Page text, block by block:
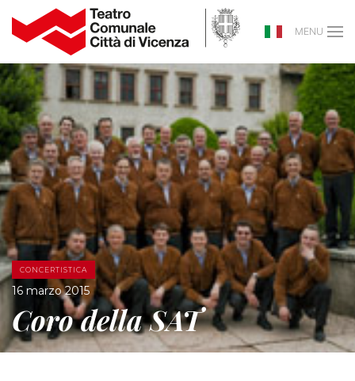
MENU
CONCERTISTICA
16 marzo 2015
Coro della SAT